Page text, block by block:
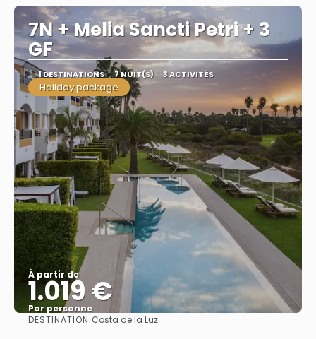
7N + Melia Sancti Petri + 3
GF
1 DESTINATIONS 7 NUIT(S) 3 ACTIVITÉS
Holiday package
À partir de
1.019 €
Par personne
Afficher
DESTINATION:Costa de la Luz